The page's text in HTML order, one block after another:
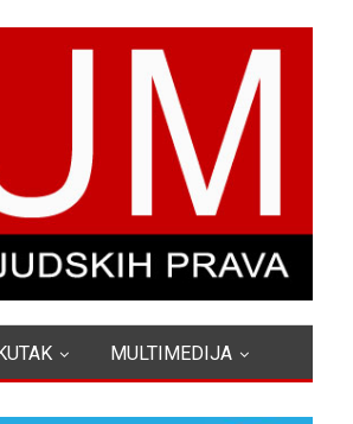
MULTIMEDIJA